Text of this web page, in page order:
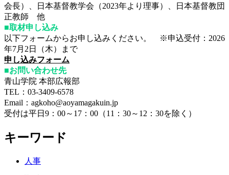
会長）、日本基督教学会（2023年より理事）、日本基督教団
正教師 他
■取材申し込み
以下フォームからお申し込みください。 ※申込受付：2026
年7月2日（木）まで
申し込みフォーム
■お問い合わせ先
青山学院 本部広報部
TEL：03-3409-6578
Email：agkoho@aoyamagakuin.jp
受付は平日9：00～17：00（11：30～12：30を除く）
キーワード
人事